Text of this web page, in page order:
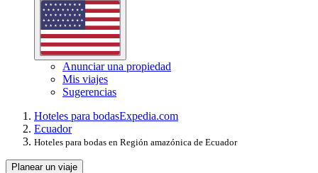
Anunciar una propiedad
Mis viajes
Sugerencias
Hoteles para bodasExpedia.com
Ecuador
Hoteles para bodas en Región amazónica de Ecuador
Planear un viaje